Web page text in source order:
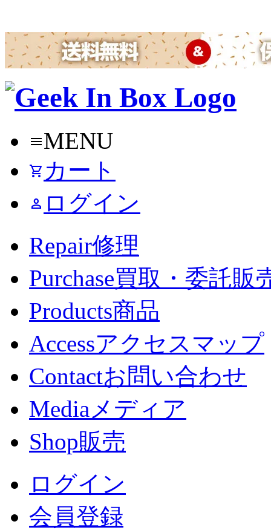
menuMENU
shopping_cart カート
person ログイン
Repair修理
Purchase買取・委託販
Products商品
Accessアクセスマップ
Contactお問い合わせ
Mediaメディア
Shop販売
ログイン
会員登録